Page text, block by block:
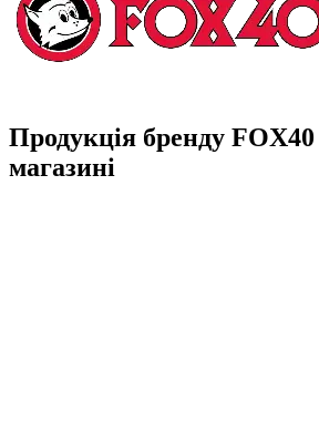
Продукція бренду
магазині